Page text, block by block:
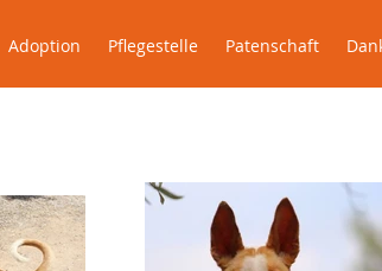
Adoption Pflegestelle Patenschaft
Adoption Pflegestelle Patenschaft